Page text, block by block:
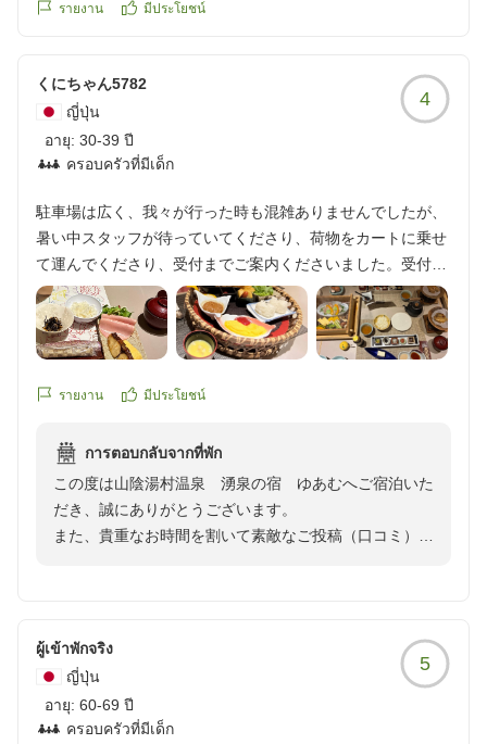
家族全員、食事も、スタッフの方のホスピタリティも宿の雰
チェックインした後、小学生もいたので、車を走らせ諸寄海
岸まで遊びに行きました。クラゲもいましたが、透明度の高
い海を味わえて満足でした。その後の温泉と夕食は最高でし
クチコミの詳細はこちらから
https://review.travel.rakuten.co.jp/hotel/voice/10636?
reviewId=33123478595729
รายงาน มีประโยชน์
くにちゃん5782
ญี่ปุ่น
อายุ: 30-39 ปี
ครอบครัวที่มีเด็ก
4
駐車場は広く、我々が行った時も混雑ありませんでしたが、
暑い中スタッフが待っていてくださり、荷物をカートに乗せ
て運んでくださり、受付までご案内くださいました。受付も
スムーズで丁寧にご案内くださり、ウェルカムドリンクと甘
納豆チョコもおいしかったです。館内はどこも整っていて清
潔でオシャレに美しかったです。客室も清潔でどこも綺麗で
えるので、大浴場へはタオル以外を持っていけばいいのも助
上がりには1本無料のアイスキャンディもいただけて大人も
子供も満足、おいしかったです。お食事会場の内装も美しく
てオシャレでした。お食事内容も一品一品こだわってあり、
どれも妥協なく趣向を凝らされていると思いました。スタン
しだ散策しましたが、主要スポットへも車を置いたまま歩い
ていくことができました。
他の画像やクチコミの詳細はこちらから
https://review.travel.rakuten.co.jp/hotel/voice/10636?
รายงาน มีประโยชน์
การตอบกลับจากที่พัก
この度は山陰湯村温泉 湧泉の宿 ゆあむへご宿泊いた
だき、誠にありがとうございます。
また、貴重なお時間を割いて素敵なご投稿（口コミ）頂
して大浴場や湯上がりサービスに至るまで、大変温かい
お言葉をいただきスタッフ一同感激しております。
また、お食事につきましても、一品一品へのこだわりや
朝食のボリューム感など、ご満足いただけたご様子を拝
ผู้เข้าพักจริง
ญี่ปุ่น
อายุ: 60-69 ปี
ครอบครัวที่มีเด็ก
5